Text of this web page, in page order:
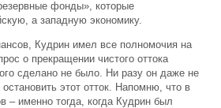
фонды», которые
а западную экономику.
Кудрин имел все полномочия на
о прекращении чистого оттока
сделано не было. Ни разу он даже не
этот отток. Напомню, что в
– именно тогда, когда Кудрин был